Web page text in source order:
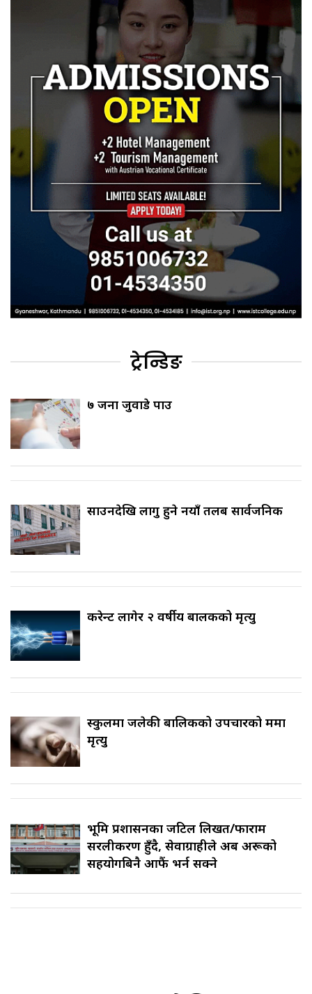
ट्रेन्डिङ
७ जना जुवाडे पक्राउ
साउनदेखि लागु हुने नयाँ तलब सार्वजनिक
करेन्ट लागेर २ वर्षीय बालकको मृत्यु
स्कुलमा जलेकी बालिकको उपचारको क्रममा
मृत्यु
भूमि प्रशासनका जटिल लिखत/फाराम
सरलीकरण हुँदै, सेवाग्राहीले अब अरूको
सहयोगबिनै आफैं भर्न सक्ने